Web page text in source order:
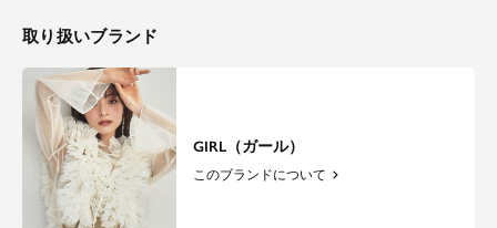
取り扱いブランド
GIRL（ガール）
このブランドについて